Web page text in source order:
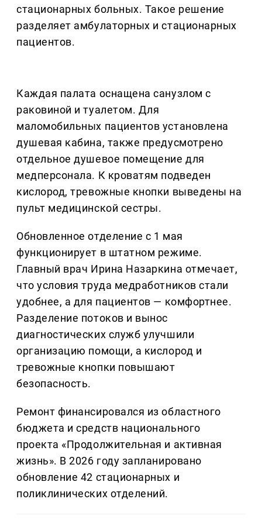
стационарных больных. Такое решение
разделяет амбулаторных и стационарных
пациентов.
Каждая палата оснащена санузлом с
раковиной и туалетом. Для
маломобильных пациентов установлена
душевая кабина, также предусмотрено
отдельное душевое помещение для
медперсонала. К кроватям подведен
кислород, тревожные кнопки выведены на
пульт медицинской сестры.
Обновленное отделение с 1 мая
функционирует в штатном режиме.
Главный врач Ирина Назаркина отмечает,
что условия труда медработников стали
удобнее, а для пациентов — комфортнее.
Разделение потоков и вынос
диагностических служб улучшили
организацию помощи, а кислород и
тревожные кнопки повышают
безопасность.
Ремонт финансировался из областного
бюджета и средств национального
проекта «Продолжительная и активная
жизнь». В 2026 году запланировано
обновление 42 стационарных и
поликлинических отделений.